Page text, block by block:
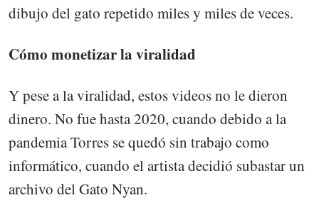
dibujo del gato repetido miles y miles de veces.
Cómo monetizar la viralidad
Y pese a la viralidad, estos videos no le dieron
dinero. No fue hasta 2020, cuando debido a la
pandemia Torres se quedó sin trabajo como
informático, cuando el artista decidió subastar un
archivo del Gato Nyan.